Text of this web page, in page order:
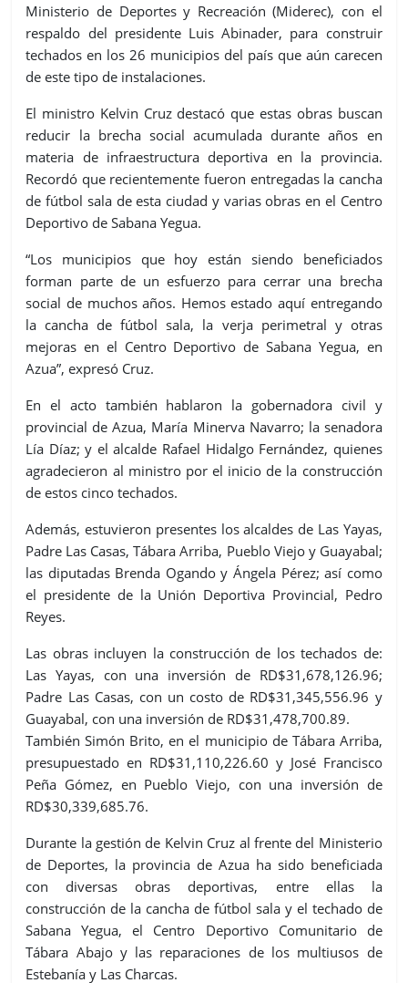
Ministerio de Deportes y Recreación (Miderec), con el
respaldo del presidente Luis Abinader, para construir
techados en los 26 municipios del país que aún carecen
de este tipo de instalaciones.
El ministro Kelvin Cruz destacó que estas obras buscan
reducir la brecha social acumulada durante años en
materia de infraestructura deportiva en la provincia.
Recordó que recientemente fueron entregadas la cancha
de fútbol sala de esta ciudad y varias obras en el Centro
Deportivo de Sabana Yegua.
“Los municipios que hoy están siendo beneficiados
forman parte de un esfuerzo para cerrar una brecha
social de muchos años. Hemos estado aquí entregando
la cancha de fútbol sala, la verja perimetral y otras
mejoras en el Centro Deportivo de Sabana Yegua, en
Azua”, expresó Cruz.
En el acto también hablaron la gobernadora civil y
provincial de Azua, María Minerva Navarro; la senadora
Lía Díaz; y el alcalde Rafael Hidalgo Fernández, quienes
agradecieron al ministro por el inicio de la construcción
de estos cinco techados.
Además, estuvieron presentes los alcaldes de Las Yayas,
Padre Las Casas, Tábara Arriba, Pueblo Viejo y Guayabal;
las diputadas Brenda Ogando y Ángela Pérez; así como
el presidente de la Unión Deportiva Provincial, Pedro
Reyes.
Las obras incluyen la construcción de los techados de:
Las Yayas, con una inversión de RD$31,678,126.96;
Padre Las Casas, con un costo de RD$31,345,556.96 y
Guayabal, con una inversión de RD$31,478,700.89.
También Simón Brito, en el municipio de Tábara Arriba,
presupuestado en RD$31,110,226.60 y José Francisco
Peña Gómez, en Pueblo Viejo, con una inversión de
RD$30,339,685.76.
Durante la gestión de Kelvin Cruz al frente del Ministerio
de Deportes, la provincia de Azua ha sido beneficiada
con diversas obras deportivas, entre ellas la
construcción de la cancha de fútbol sala y el techado de
Sabana Yegua, el Centro Deportivo Comunitario de
Tábara Abajo y las reparaciones de los multiusos de
Estebanía y Las Charcas.